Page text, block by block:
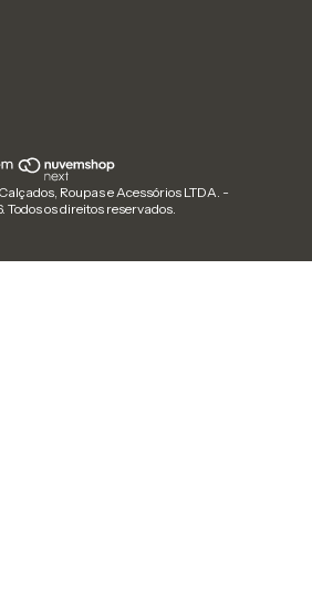
Roupas e Acessórios LTDA. -
os direitos reservados.